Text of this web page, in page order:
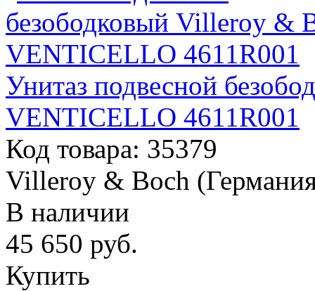
Унитаз подвесной
VENTICELLO 4611R001
Код товара: 35379
Villeroy & Boch
В наличии
45 650 руб.
Купить